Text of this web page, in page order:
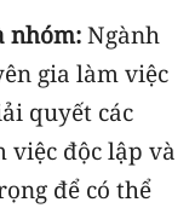
nhóm: Ngành
gia làm việc
quyết các
việc độc lập và
để có thể